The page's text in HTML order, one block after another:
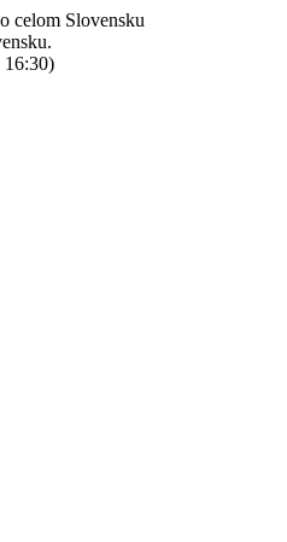
celom Slovensku
16:30)